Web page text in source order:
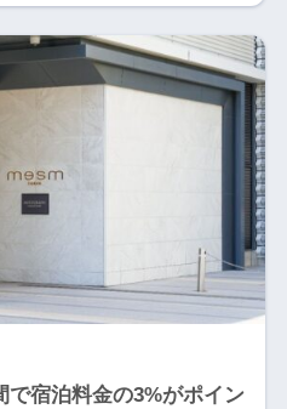
で宿泊料金の3%がポイン